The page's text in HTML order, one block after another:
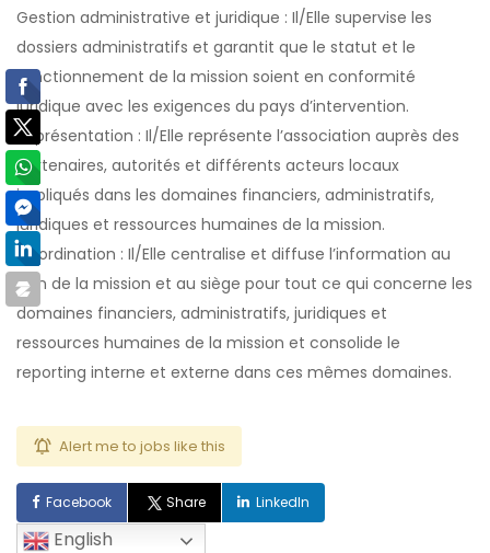
Gestion administrative et juridique : Il/Elle supervise les
dossiers administratifs et garantit que le statut et le
fonctionnement de la mission soient en conformité
juridique avec les exigences du pays d’intervention.
Représentation : Il/Elle représente l’association auprès des
partenaires, autorités et différents acteurs locaux
impliqués dans les domaines financiers, administratifs,
juridiques et ressources humaines de la mission.
Coordination : Il/Elle centralise et diffuse l’information au
sein de la mission et au siège pour tout ce qui concerne les
domaines financiers, administratifs, juridiques et
ressources humaines de la mission et consolide le
reporting interne et externe dans ces mêmes domaines.
Alert me to jobs like this
Facebook Share LinkedIn
English